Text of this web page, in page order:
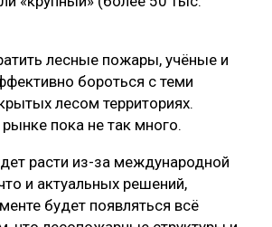
лесные пожары, учёные и
бороться с теми
лесом территориях.
пока не так много.
расти из-за международной
и актуальных решений,
будет появляться всё